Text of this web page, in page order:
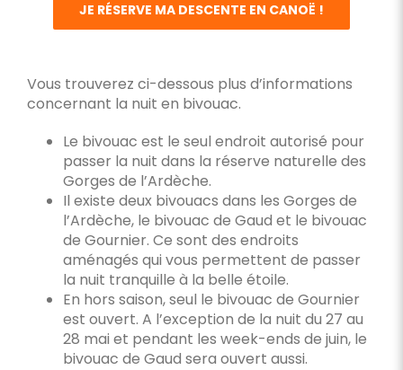
JE RÉSERVE MA DESCENTE EN CANOË !
Vous trouverez ci-dessous plus d’informations
concernant la nuit en bivouac.
Le bivouac est le seul endroit autorisé pour
passer la nuit dans la réserve naturelle des
Gorges de l’Ardèche.
Il existe deux bivouacs dans les Gorges de
l’Ardèche, le bivouac de Gaud et le bivouac
de Gournier. Ce sont des endroits
aménagés qui vous permettent de passer
la nuit tranquille à la belle étoile.
En hors saison, seul le bivouac de Gournier
est ouvert. A l’exception de la nuit du 27 au
28 mai et pendant les week-ends de juin, le
bivouac de Gaud sera ouvert aussi.